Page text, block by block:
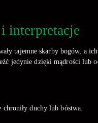
interpretacje
tajemne skarby bogów, a ich
jedynie dzięki mądrości lub
chroniły duchy lub bóstwa.